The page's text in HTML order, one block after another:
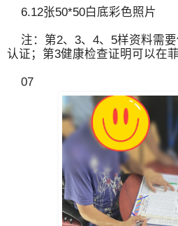
6.12张50*50白底彩色照片
注：第2、3、4、5样资料需要
认证；第3健康检查证明可以在
07